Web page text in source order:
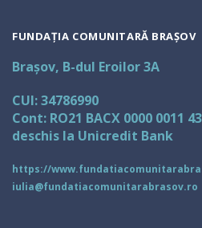
FUNDAȚIA COMUNITARĂ BRAȘOV
Brașov, B-dul Eroilor 3A
CUI: 34786990
Cont: RO21 BACX 0000 0011
deschis la Unicredit Bank
https://
iulia@fundatiacomunitarabrasov.ro